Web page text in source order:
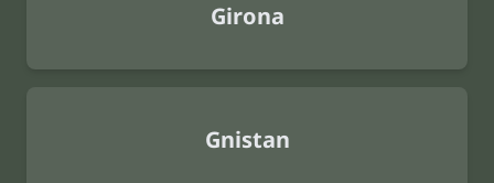
Girona
Gnistan